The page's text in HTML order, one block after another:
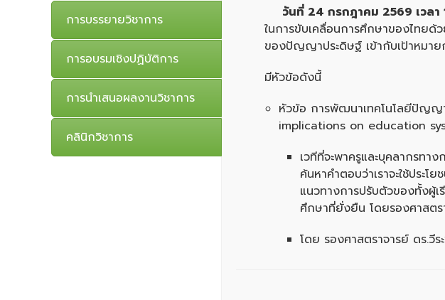
การบรรยายวิชาการ
การอบรมเชิงปฏิบัติการ
การนำเสนอผลงานวิชาการ
คลินิกวิชาการ
วันที่ 24 กรกฎาคม 2569 เวลา
ในการขับเคลื่อนการศึกษาของไทย
ของปัญญาประดิษฐ์ เข้ากับเป้าหมา
มีหัวข้อดังนี้
หัวข้อ การพัฒนาเทคโนโลยีปัญญ
implications on education
เวทีที่จะพาครูและบุคลากรทา
ค้นหาคำตอบว่าเราจะใช้ประ
แนวทางการปรับตัวของทั้งผู้เ
ศึกษาที่ยั่งยืน โดยรองศาสต
โดย รองศาสตราจารย์ ดร.วี